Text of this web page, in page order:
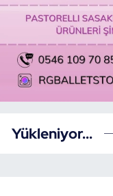
Yükleniyor...